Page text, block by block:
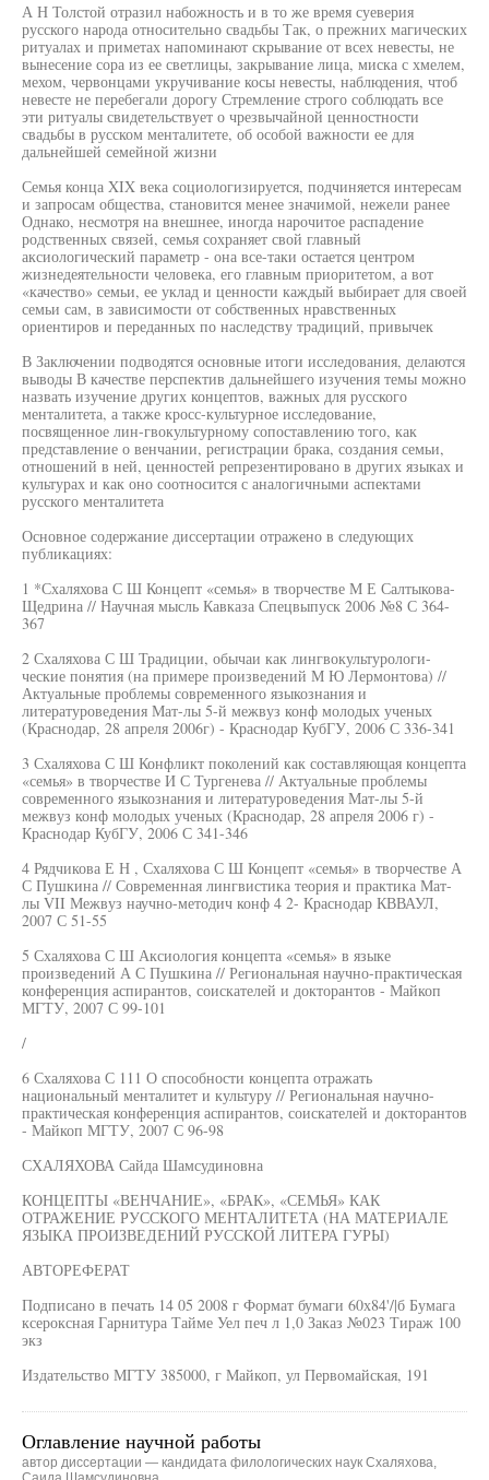
А Н Толстой отразил набожность и в то же время суеверия
русского народа относительно свадьбы Так, о прежних магических
ритуалах и приметах напоминают скрывание от всех невесты, не
вынесение сора из ее светлицы, закрывание лица, миска с хмелем,
мехом, червонцами укручивание косы невесты, наблюдения, чтоб
невесте не перебегали дорогу Стремление строго соблюдать все
эти ритуалы свидетельствует о чрезвычайной ценностности
свадьбы в русском менталитете, об особой важности ее для
дальнейшей семейной жизни
Семья конца XIX века социологизируется, подчиняется интересам
и запросам общества, становится менее значимой, нежели ранее
Однако, несмотря на внешнее, иногда нарочитое распадение
родственных связей, семья сохраняет свой главный
аксиологический параметр - она все-таки остается центром
жизнедеятельности человека, его главным приоритетом, а вот
«качество» семьи, ее уклад и ценности каждый выбирает для своей
семьи сам, в зависимости от собственных нравственных
ориентиров и переданных по наследству традиций, привычек
В Заключении подводятся основные итоги исследования, делаются
выводы В качестве перспектив дальнейшего изучения темы можно
назвать изучение других концептов, важных для русского
менталитета, а также кросс-культурное исследование,
посвященное лин-гвокультурному сопоставлению того, как
представление о венчании, регистрации брака, создания семьи,
отношений в ней, ценностей репрезентировано в других языках и
культурах и как оно соотносится с аналогичными аспектами
русского менталитета
Основное содержание диссертации отражено в следующих
публикациях:
1 *Схаляхова С Ш Концепт «семья» в творчестве М Е Салтыкова-
Щедрина // Научная мысль Кавказа Спецвыпуск 2006 №8 С 364-
367
2 Схаляхова С Ш Традиции, обычаи как лингвокультурологи-
ческие понятия (на примере произведений М Ю Лермонтова) //
Актуальные проблемы современного языкознания и
литературоведения Мат-лы 5-й межвуз конф молодых ученых
(Краснодар, 28 апреля 2006г) - Краснодар КубГУ, 2006 С 336-341
3 Схаляхова С Ш Конфликт поколений как составляющая концепта
«семья» в творчестве И С Тургенева // Актуальные проблемы
современного языкознания и литературоведения Мат-лы 5-й
межвуз конф молодых ученых (Краснодар, 28 апреля 2006 г) -
Краснодар КубГУ, 2006 С 341-346
4 Рядчикова Е Н , Схаляхова С Ш Концепт «семья» в творчестве А
С Пушкина // Современная лингвистика теория и практика Мат-
лы VII Межвуз научно-методич конф 4 2- Краснодар КВВАУЛ,
2007 С 51-55
5 Схаляхова С Ш Аксиология концепта «семья» в языке
произведений А С Пушкина // Региональная научно-практическая
конференция аспирантов, соискателей и докторантов - Майкоп
МГТУ, 2007 С 99-101
/
6 Схаляхова С 111 О способности концепта отражать
национальный менталитет и культуру // Региональная научно-
практическая конференция аспирантов, соискателей и докторантов
- Майкоп МГТУ, 2007 С 96-98
СХАЛЯХОВА Сайда Шамсудиновна
КОНЦЕПТЫ «ВЕНЧАНИЕ», «БРАК», «СЕМЬЯ» КАК
ОТРАЖЕНИЕ РУССКОГО МЕНТАЛИТЕТА (НА МАТЕРИАЛЕ
ЯЗЫКА ПРОИЗВЕДЕНИЙ РУССКОЙ ЛИТЕРА ГУРЫ)
АВТОРЕФЕРАТ
Подписано в печать 14 05 2008 г Формат бумаги 60х84'/|б Бумага
ксероксная Гарнитура Тайме Уел печ л 1,0 Заказ №023 Тираж 100
экз
Издательство МГТУ 385000, г Майкоп, ул Первомайская, 191
Оглавление научной работы
автор диссертации — кандидата филологических наук Схаляхова,